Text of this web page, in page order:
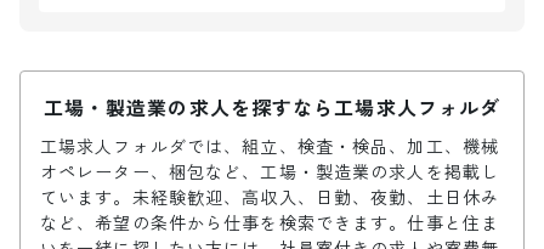
工場・製造業の求人を探すなら工場求人フォルダ
工場求人フォルダでは、組立、検査・検品、加工、機械
オペレーター、梱包など、工場・製造業の求人を掲載し
ています。未経験歓迎、高収入、日勤、夜勤、土日休み
など、希望の条件から仕事を検索できます。仕事と住ま